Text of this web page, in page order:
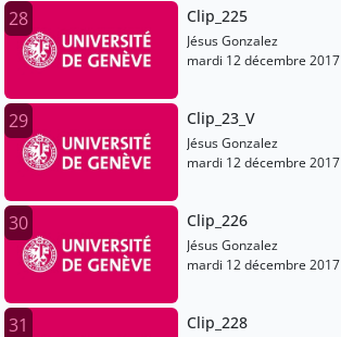
28 Clip_225
Jésus Gonzalez
mardi 12 décembre 2017
29 Clip_23_V
Jésus Gonzalez
mardi 12 décembre 2017
30 Clip_226
Jésus Gonzalez
mardi 12 décembre 2017
31 Clip_228